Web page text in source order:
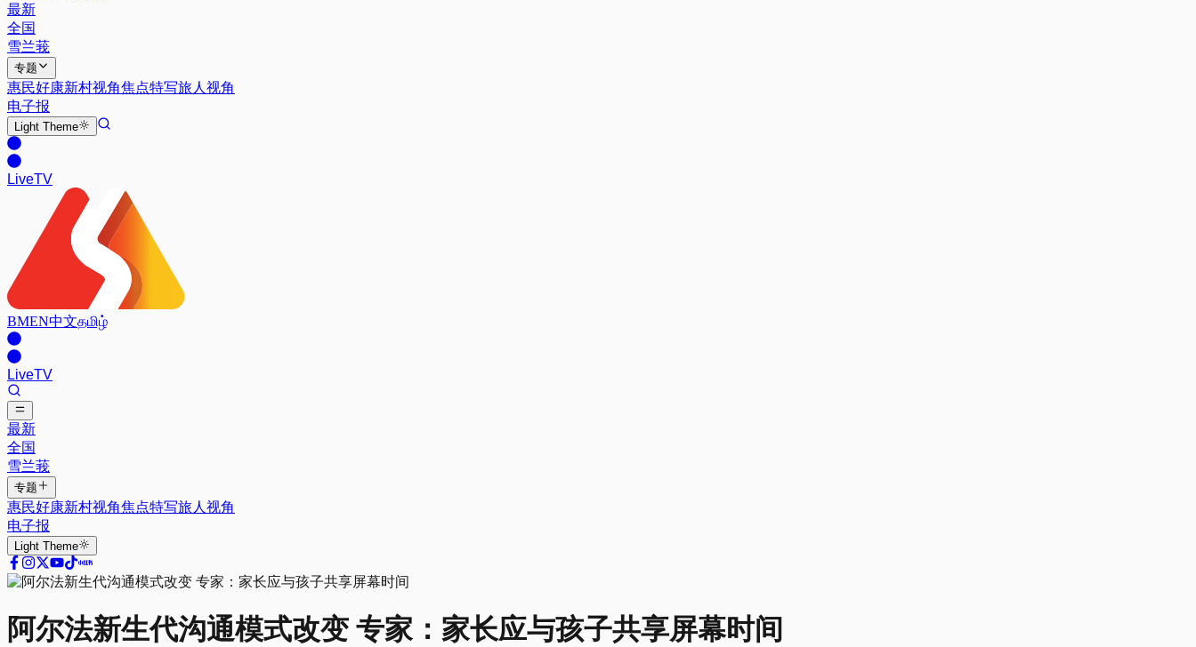
最新
全国
雪兰莪
专题
惠民好康新村视角焦点特写旅人视角
电子报
Light Theme
LiveTV
BMEN中文தமிழ்
LiveTV
最新
全国
雪兰莪
专题
惠民好康新村视角焦点特写旅人视角
电子报
Light Theme
阿尔法新生代沟通模式改变 专家：家长应与孩子共享屏幕时间